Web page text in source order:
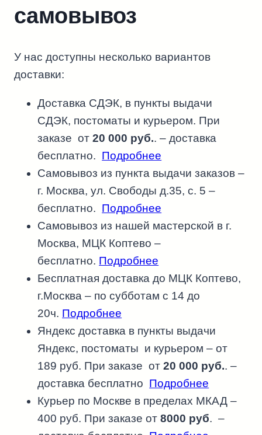
самовывоз
У нас доступны несколько вариантов
доставки:
Доставка СДЭК, в пункты выдачи
СДЭК, постоматы и курьером. При
заказе от20 000 руб.. – доставка
бесплатно. Подробнее
Самовывоз из пункта выдачи заказов –
г. Москва, ул. Свободы д.35, с. 5 –
бесплатно. Подробнее
Самовывоз из нашей мастерской в г.
Москва, МЦК Коптево –
бесплатно. Подробнее
Бесплатная доставка до МЦК Коптево,
г.Москва – по субботам с 14 до
20ч. Подробнее
Яндекс доставка в пункты выдачи
Яндекс, постоматы и курьером – от
189 руб. При заказе от20 000 руб.. –
доставка бесплатно Подробнее
Курьер по Москве в пределах МКАД –
400 руб. При заказе от8000 руб. –